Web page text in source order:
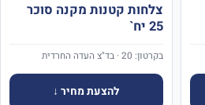
צלחות קטנות מקנה סוכר
25 יח`
בקרטון: 20 · בד"צ העדה החרדית
להצעת מחיר ↓